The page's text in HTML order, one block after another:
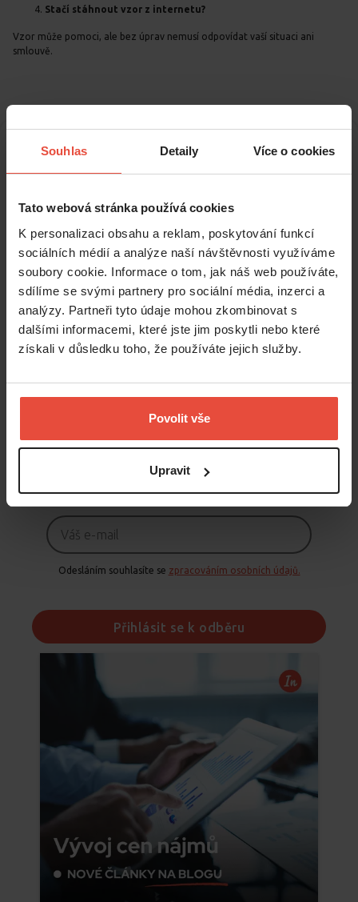
Souhlas Detaily Více o cookies
Tato webová stránka používá cookies
K personalizaci obsahu a reklam, poskytování funkcí
sociálních médií a analýze naší návštěvnosti využíváme
soubory cookie. Informace o tom, jak náš web používáte,
sdílíme se svými partnery pro sociální média, inzerci a
analýzy. Partneři tyto údaje mohou zkombinovat s
dalšími informacemi, které jste jim poskytli nebo které
získali v důsledku toho, že používáte jejich služby.
Povolit vše
Upravit
Stačí stáhnout vzor z internetu?
Vzor může pomoci, ale bez úprav nemusí odpovídat vaší situaci ani
smlouvě.
Líbil se vám článek?
Přihlaste se k odběru
novinek
Pro naše odběratele připravujeme
čtvrtletní analýzu a
srovnání vývoje na trhu s nájemním bydlením.
daň z nemovitosti) a přehledně zpracováváme aktuální změny
zákonů či nařízení.
Přihlaste se k odběru našeho newsletteru a
Odesláním souhlasíte se zpracováním osobních údajů.
Přihlásit se k odběru